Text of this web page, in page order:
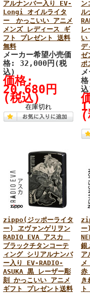
アルナンバー入り EV-
Longi オイルライタ
ー かっこいい アニメ
メンズ レディース ギ
フト プレゼント 送料
無料
メーカー希望小売価
格: 32,000円(税
込)
価格:
20,680円
(税込)
在庫切れ
ン
ル
レ
い
デ
ゼ
ポ
(
zippo(ジッポーライタ
ー) ヱヴァンゲリヲン
RADIO EVA アスカ
ブラックチタンコーテ
ィング シリアルナンバ
ー入り EV-RADIO-
ASUKA 黒 レーザー彫
刻 かっこいい アニメ
ギフト プレゼント送料
ー
銀
ア
メ
赤
き